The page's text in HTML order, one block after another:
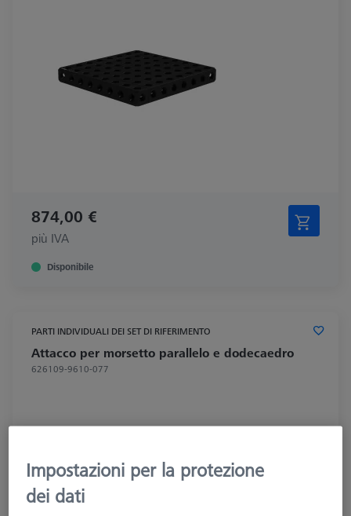
874,00 €
più IVA
Disponibile
PARTI INDIVIDUALI DEI SET DI RIFERIMENTO
Attacco per morsetto parallelo e dodecaedro
626109-9610-077
Impostazioni per la protezione
dei dati